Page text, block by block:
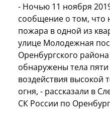
- Ночью 11 ноября
сообщение о том, что
пожара в одной из
улице Молодежная
Оренбургского
обнаружены тела
воздействия высокой
огня, - рассказали в
СК России по